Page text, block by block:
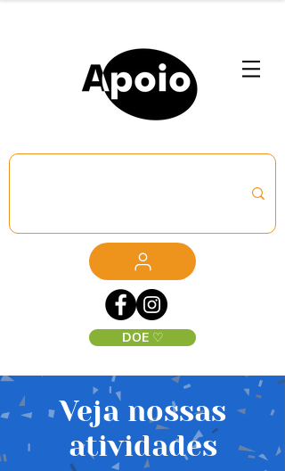
DOE ♡
Veja nossas
atividades